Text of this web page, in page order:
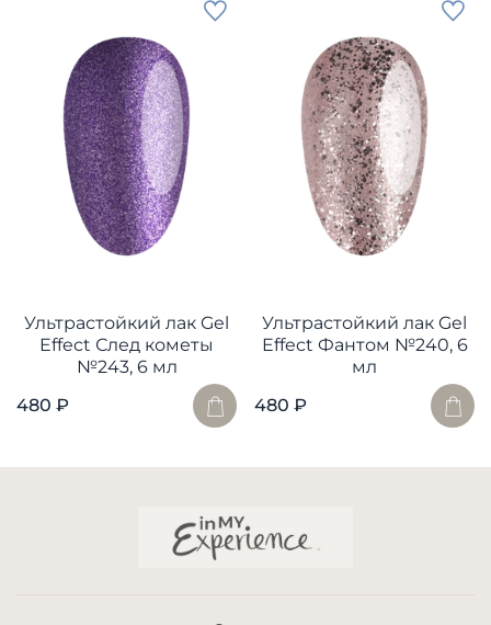
Ультрастойкий лак Gel
Effect След кометы
№243, 6 мл
480 ₽
Ультрастойкий лак Gel
Effect Фантом №240, 6
мл
480 ₽